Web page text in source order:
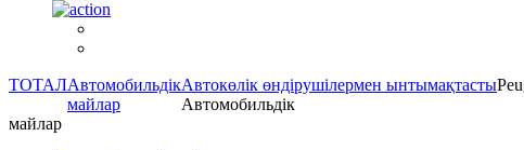
ТОТАЛАвтомобильдік
майлар
Автокөлік өндірушілермен ынтымақтасты
Автомобильдік
майлар